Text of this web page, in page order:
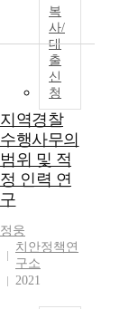
복
사/
대
출
신
청
지역경찰
수행사무의
범위 및 적
정 인력 연
구
정웅
치안정책연
구소
2021